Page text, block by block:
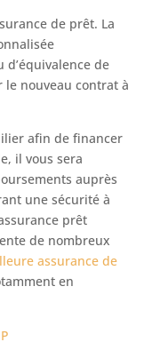
de prêt. La
de
nouveau contrat à
afin de financer
il vous sera
auprès
une sécurité à
prêt
de nombreux
assurance de
en